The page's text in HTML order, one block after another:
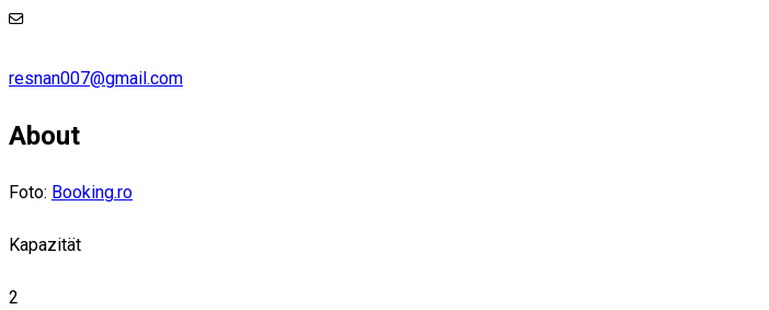
resnan007@gmail.com
About
Foto: Booking.ro
Kapazität
2